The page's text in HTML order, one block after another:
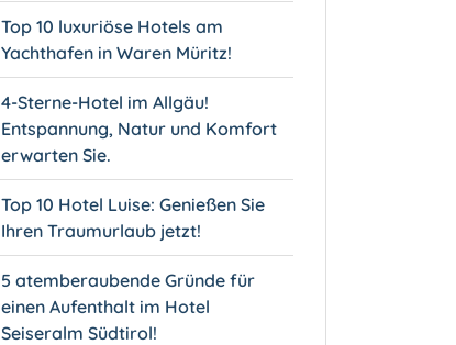
Top 10 luxuriöse Hotels am
Yachthafen in Waren Müritz!
4-Sterne-Hotel im Allgäu!
Entspannung, Natur und Komfort
erwarten Sie.
Top 10 Hotel Luise: Genießen Sie
Ihren Traumurlaub jetzt!
5 atemberaubende Gründe für
einen Aufenthalt im Hotel
Seiseralm Südtirol!